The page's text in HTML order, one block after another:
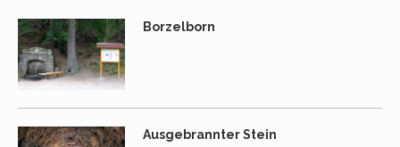
Borzelborn
Ausgebrannter Stein